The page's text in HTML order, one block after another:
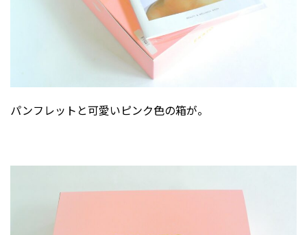
パンフレットと可愛いピンク色の箱が。